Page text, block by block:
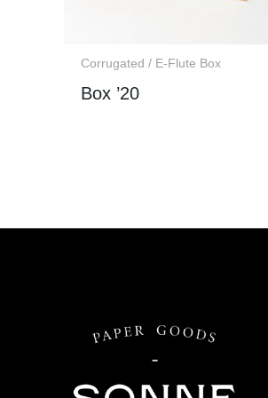
Corrugated / E-Flute Box
Box ’20